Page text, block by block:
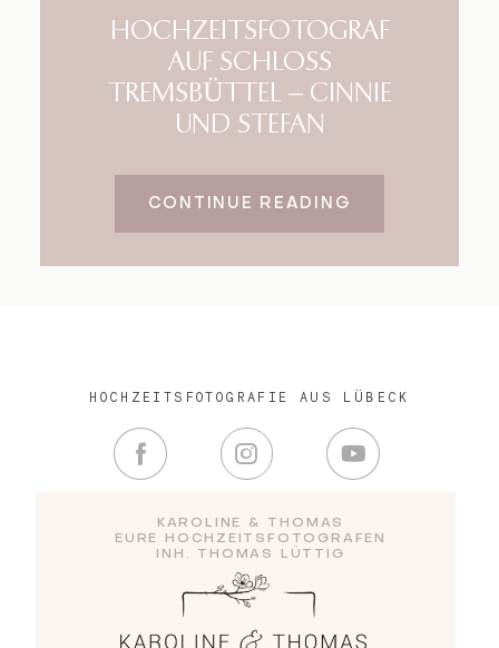
HOCHZEITSFOTOGRAF
AUF SCHLOSS
TREMSBÜTTEL – CINNIE
UND STEFAN
CONTINUE READING
KAROLINE & THOMAS
EURE HOCHZEITSFOTOGRAFEN
INH. THOMAS LÜTTIG
HOCHZEITSFOTOGRAFIE AUS LÜBECK